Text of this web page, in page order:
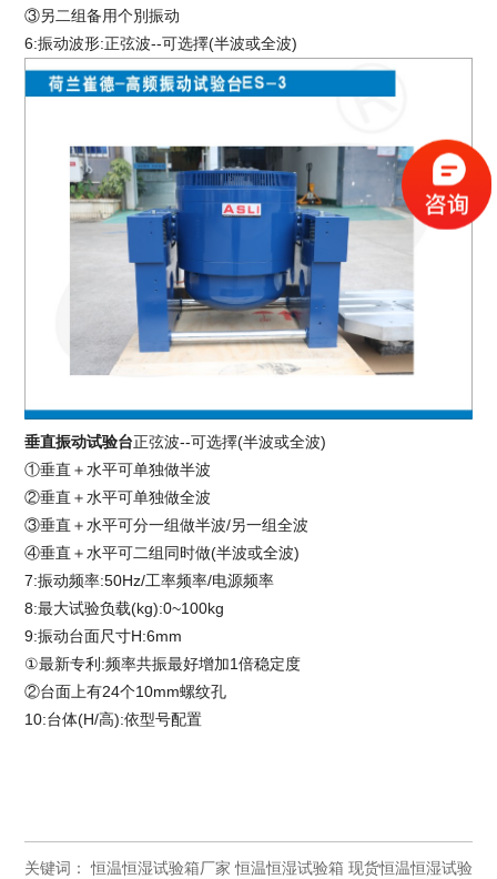
③另二组备用个別振动
6:振动波形:正弦波--可选擇(半波或全波)
垂直振动试验台正弦波--可选擇(半波或全波)
①垂直＋水平可单独做半波
②垂直＋水平可单独做全波
③垂直＋水平可分一组做半波/另一组全波
④垂直＋水平可二组同时做(半波或全波)
7:振动频率:50Hz/工率频率/电源频率
8:最大试验负载(kg):0~100kg
9:振动台面尺寸H:6mm
①最新专利:频率共振最好增加1倍稳定度
②台面上有24个10mm螺纹孔
10:台体(H/高):依型号配置
关键词：恒温恒湿试验箱厂家 恒温恒湿试验箱 现货恒温恒湿试验